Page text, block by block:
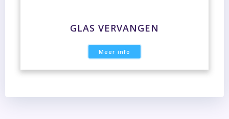
GLAS VERVANGEN
Meer info